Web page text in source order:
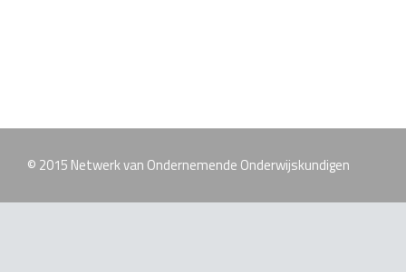
© 2015 Netwerk van Ondernemende Onderwijskundigen